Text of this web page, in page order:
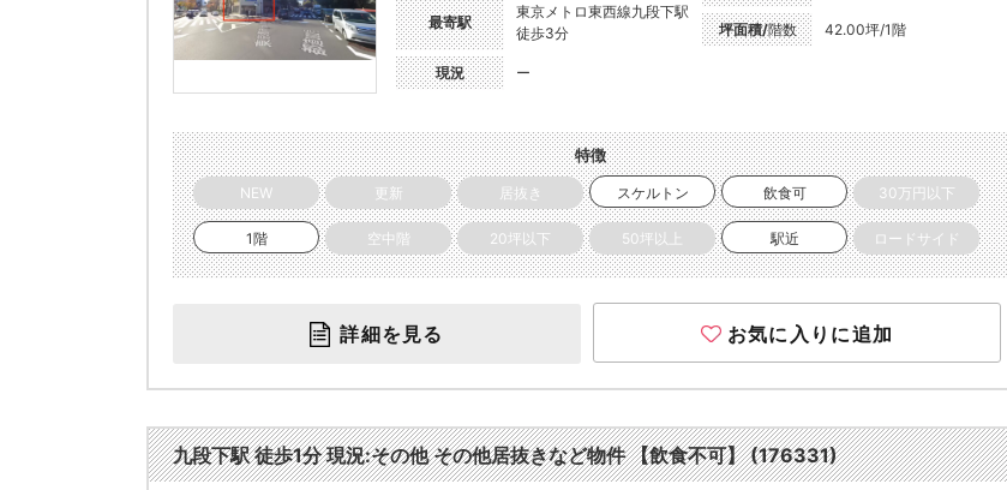
最寄駅
東京メトロ東西線九段下駅
徒歩3分
現況 ー
坪面積/階数 42.00坪/1階
特徴
NEW 更新 居抜き スケルトン 飲食可 30万円以下
1階 空中階 20坪以下 50坪以上 駅近 ロードサイド
詳細を見る お気に入りに追加
九段下駅 徒歩1分 現況:その他 その他居抜きなど物件 【飲食不可】 (176331)